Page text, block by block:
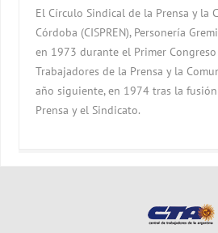
El Círculo Sindical de la Prensa y la
Córdoba (CISPREN), Personería
en 1973 durante el Primer
Trabajadores de la Prensa y la
año siguiente, en 1974 tras la
Prensa y el Sindicato.